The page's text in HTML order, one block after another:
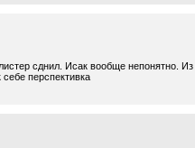
сднил. Исак вообще непонятно. Из
перспективка